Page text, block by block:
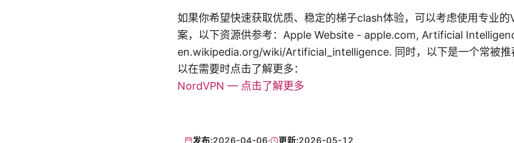
如果你希望快速获取优质、稳定的梯子clash体验，可以考虑使用专业的
案，以下资源供参考：Apple Website - apple.com, Artificial
en.wikipedia.org/wiki/Artificial_intelligence. 同时，以下是一个常被推
以在需要时点击了解更多：
NordVPN — 点击了解更多
发布:2026-04-06· 更新:2026-05-12